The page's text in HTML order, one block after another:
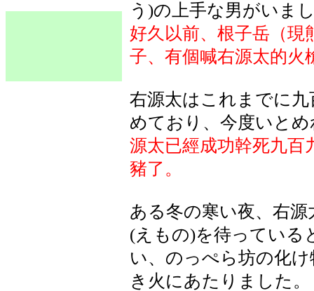
う)の上手な男がいま
好久以前、根子岳（現
子、有個喊右源太的火
右源太はこれまでに
めており、今度いと
源太已經成功幹死九百
豬了。
ある冬の寒い夜、右
(えもの)を待っている
い、のっぺら坊の化
き火にあたりました。